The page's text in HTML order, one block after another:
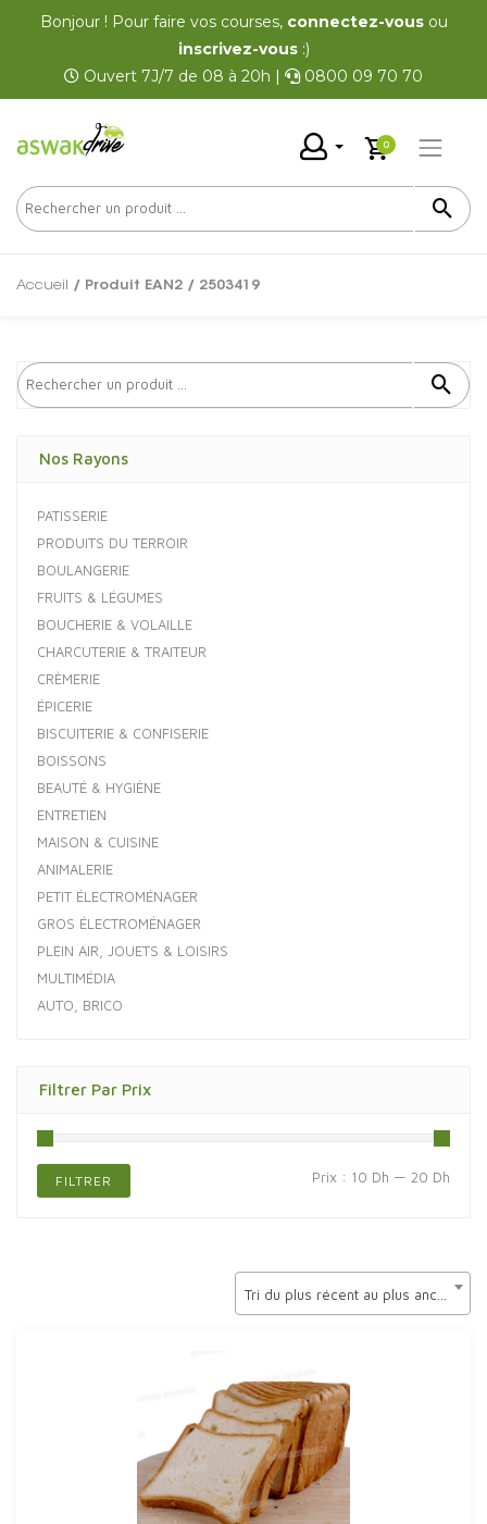
Bonjour ! Pour faire vos courses, connectez-vousou
inscrivez-vous:)
Ouvert 7J/7 de 08 à 20h |
0800 09 70 70
0
Accueil / Produit EAN2 / 2503419
Nos Rayons
PATISSERIE
PRODUITS DU TERROIR
BOULANGERIE
FRUITS & LÉGUMES
BOUCHERIE & VOLAILLE
CHARCUTERIE & TRAITEUR
CRÈMERIE
ÉPICERIE
BISCUITERIE & CONFISERIE
BOISSONS
BEAUTÉ & HYGIÈNE
ENTRETIEN
MAISON & CUISINE
ANIMALERIE
PETIT ÉLECTROMÉNAGER
GROS ÉLECTROMÉNAGER
PLEIN AIR, JOUETS & LOISIRS
MULTIMÉDIA
AUTO, BRICO
Filtrer Par Prix
FILTRER Prix : 10 Dh — 20 Dh